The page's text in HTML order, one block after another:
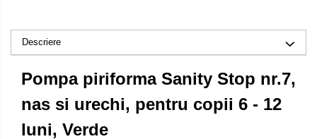
Descriere
Pompa piriforma Sanity Stop nr.7,
nas si urechi, pentru copii 6 - 12
luni, Verde